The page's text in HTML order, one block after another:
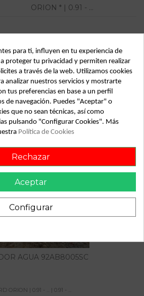
ORION * | 0.91 - ...
| 0.91 - ... ford orion | 0.91 - ... del año
gustarte
AGUA 92AB8005SC
ORION | 0.91 - ... | 0.91 - ...
para ti, influyen en tu experiencia de
proteger tu privacidad y permiten realizar
a través de la web. Utilizamos cookies
analizar nuestros servicios y mostrarte
tus preferencias en base a un perfil
de navegación. Puedes "Aceptar" o
que no sean técnicas, así como
pulsando "Configurar Cookies". Más
Política de Cookies
Rechazar
Aceptar
Configurar